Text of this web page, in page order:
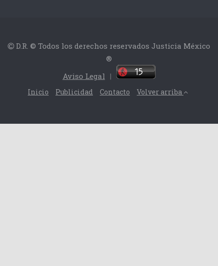
D.R. © Todos los derechos reservados Justicia México
®
Aviso Legal |
Inicio Publicidad Contacto Volver arriba